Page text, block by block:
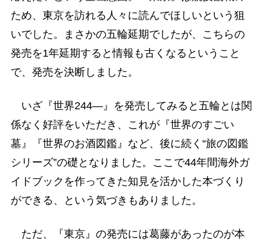
ため、東京を訪れる人々に読んでほしいという狙
いでした。まさかの五輪延期でしたが、こちらの
発売を1年延期すると情報も古くなるということ
で、発売を決断しました。
いざ『世界244―』を発売してみると五輪とは関
係なく好評をいただき、これが『世界のすごい
墓』『世界のお酒図鑑』など、後に続く“旅の図鑑
シリーズ”の礎となりました。ここで44年間海外ガ
イドブックを作ってきた知見を活かした本づくり
ができる、という気づきもありました。
ただ、『東京』の発売には葛藤があったのが本